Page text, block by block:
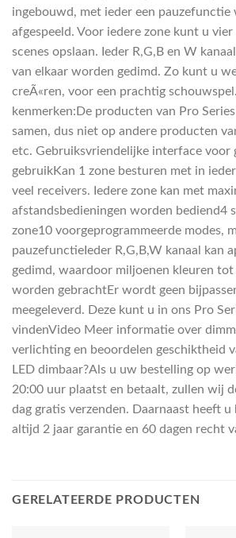
ingebouwd, met ieder een pauzefunctie
afgespeeld. Voor iedere zone kunt u
scenes opslaan. Ieder R,G,B en W
van elkaar worden gedimd. Zo kunt u
creÃ«ren, voor een prachtig
kenmerken:De producten van Pro
samen, dus niet op andere producten
etc. Gebruiksvriendelijke interface voor
gebruikKan 1 zone besturen met in
veel receivers. Iedere zone kan met
afstandsbedieningen worden bediend4
zone10 voorgeprogrammeerde modes,
pauzefunctieIeder R,G,B,W kanaal kan
gedimd, waardoor miljoenen kleuren
worden gebrachtEr wordt geen
meegeleverd. Deze kunt u in ons Pro
vindenVideo Meer informatie over
verlichting en beoordelen geschiktheid
LED dimbaar?Als u uw bestelling op
20:00 uur plaatst en betaalt, zullen wij
dag gratis verzenden. Daarnaast heeft
altijd 2 jaar garantie en 60 dagen recht
GERELATEERDE PRODUCTEN